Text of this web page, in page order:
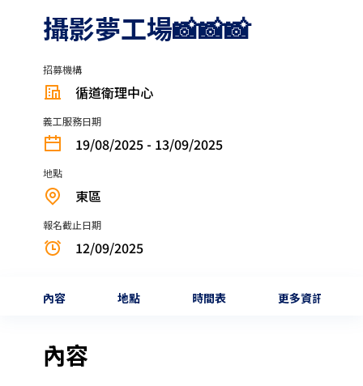
攝影夢工場📸📸📸
招募機構
循道衛理中心
義工服務日期
19/08/2025 - 13/09/2025
地點
東區
報名截止日期
12/09/2025
內容 地點 時間表 更多資訊
內容